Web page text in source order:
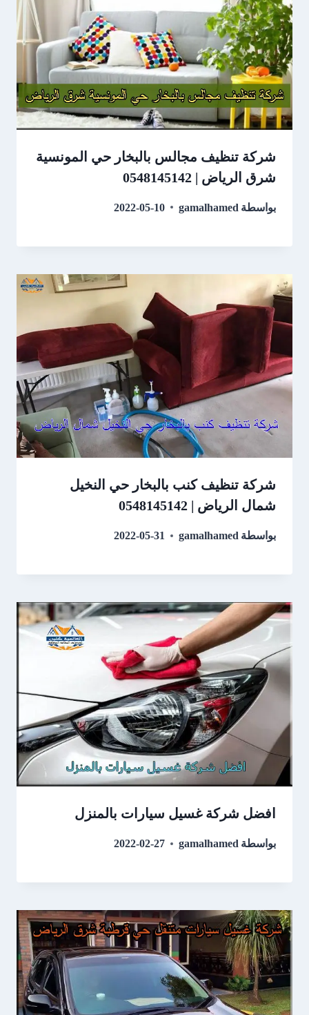
شركة تنظيف مجالس بالبخار حي المونسية
شرق الرياض | 0548145142
بواسطة gamalhamed
2022-05-10
شركة تنظيف كنب بالبخار حي النخيل
شمال الرياض | 0548145142
بواسطة gamalhamed
2022-05-31
افضل شركة غسيل سيارات بالمنزل
بواسطة gamalhamed
2022-02-27